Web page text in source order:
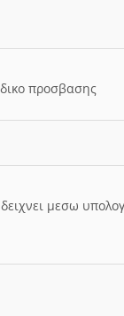
προσβασης
μεσω